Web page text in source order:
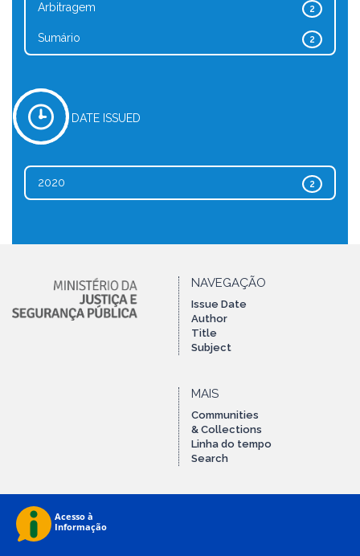
2
Arbitragem
2
Sumário
DATE ISSUED
2
2020
NAVEGAÇÃO
Issue Date
Author
Title
Subject
MAIS
Communities
& Collections
Linha do tempo
Search